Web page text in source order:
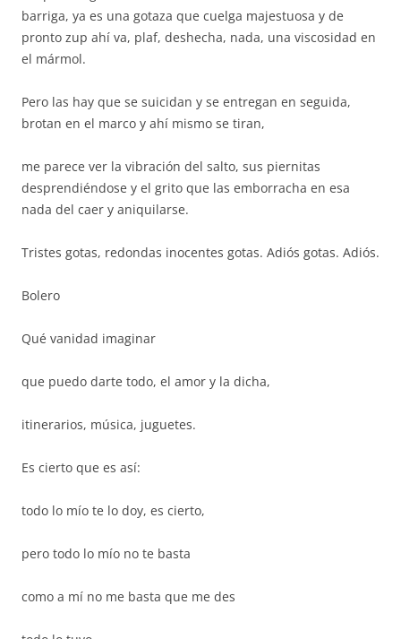
barriga, ya es una gotaza que cuelga majestuosa y de
pronto zup ahí va, plaf, deshecha, nada, una viscosidad en
el mármol.
Pero las hay que se suicidan y se entregan en seguida,
brotan en el marco y ahí mismo se tiran,
me parece ver la vibración del salto, sus piernitas
desprendiéndose y el grito que las emborracha en esa
nada del caer y aniquilarse.
Tristes gotas, redondas inocentes gotas. Adiós gotas. Adiós.
Bolero
Qué vanidad imaginar
que puedo darte todo, el amor y la dicha,
itinerarios, música, juguetes.
Es cierto que es así:
todo lo mío te lo doy, es cierto,
pero todo lo mío no te basta
como a mí no me basta que me des